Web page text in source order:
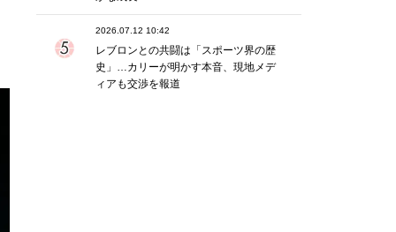
2026.07.12 10:42
レブロンとの共闘は「スポーツ界の歴
史」…カリーが明かす本音、現地メデ
ィアも交渉を報道